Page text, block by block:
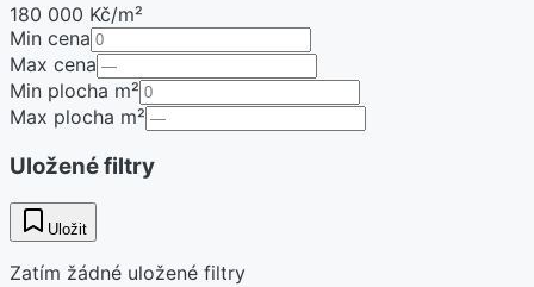
180 000 Kč/m²
Min cena
Max cena
Min plocha m²
Max plocha m²
Uložené filtry
Uložit
Zatím žádné uložené filtry